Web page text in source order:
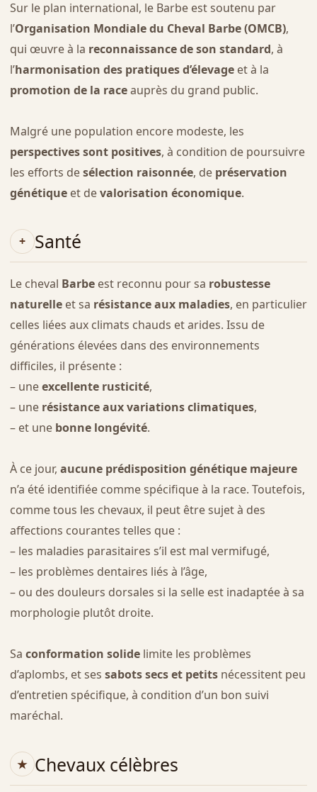
Sur le plan international, le Barbe est soutenu par
l’Organisation Mondiale du Cheval Barbe (OMCB),
qui œuvre à la reconnaissance de son standard, à
l’harmonisation des pratiques d’élevageet à la
promotion de la raceauprès du grand public.
Malgré une population encore modeste, les
perspectives sont positives, à condition de poursuivre
les efforts desélection raisonnée, de préservation
génétiqueet devalorisation économique.
Santé
Le cheval Barbeest reconnu pour sa robustesse
naturelleet sa résistance aux maladies, en particulier
celles liées aux climats chauds et arides. Issu de
générations élevées dans des environnements
difficiles, il présente :
– uneexcellente rusticité,
– une résistance aux variations climatiques,
– et une bonne longévité.
À ce jour, aucune prédisposition génétique majeure
n’a été identifiée comme spécifique à la race. Toutefois,
comme tous les chevaux, il peut être sujet à des
affections courantes telles que :
– les maladies parasitaires s’il est mal vermifugé,
– les problèmes dentaires liés à l’âge,
– ou des douleurs dorsales si la selle est inadaptée à sa
morphologie plutôt droite.
Sa conformation solidelimite les problèmes
d’aplombs, et ses sabots secs et petitsnécessitent peu
d’entretien spécifique, à condition d’un bon suivi
maréchal.
Chevaux célèbres